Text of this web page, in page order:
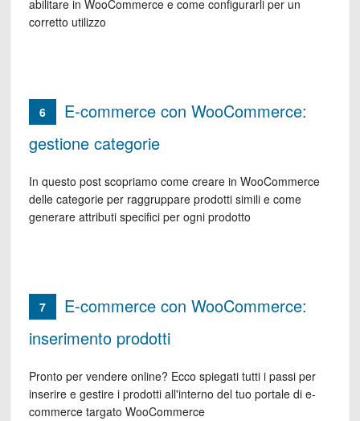
abilitare in WooCommerce e come configurarli per un
corretto utilizzo
6
E-commerce con WooCommerce:
gestione categorie
In questo post scopriamo come creare in WooCommerce
delle categorie per raggruppare prodotti simili e come
generare attributi specifici per ogni prodotto
7
E-commerce con WooCommerce:
inserimento prodotti
Pronto per vendere online? Ecco spiegati tutti i passi per
inserire e gestire i prodotti all'interno del tuo portale di e-
commerce targato WooCommerce